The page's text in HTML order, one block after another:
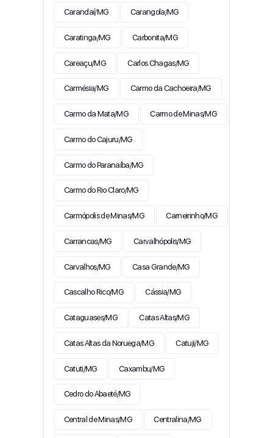
Carandaí/MG Carangola/MG
Caratinga/MG Carbonita/MG
Careaçu/MG Carlos Chagas/MG
Carmésia/MG Carmo da Cachoeira/MG
Carmo da Mata/MG Carmo de Minas/MG
Carmo do Cajuru/MG
Carmo do Paranaíba/MG
Carmo do Rio Claro/MG
Carmópolis de Minas/MG Carneirinho/MG
Carrancas/MG Carvalhópolis/MG
Carvalhos/MG Casa Grande/MG
Cascalho Rico/MG Cássia/MG
Cataguases/MG Catas Altas/MG
Catas Altas da Noruega/MG Catuji/MG
Catuti/MG Caxambu/MG
Cedro do Abaeté/MG
Central de Minas/MG Centralina/MG